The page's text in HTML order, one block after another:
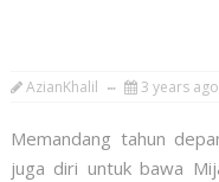
AzianKhalil 3 years ago
Memandang tahun
juga diri untuk bawa